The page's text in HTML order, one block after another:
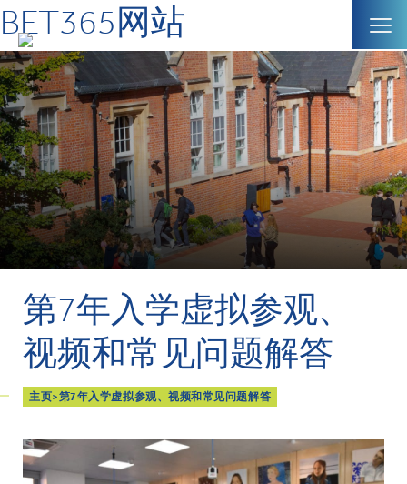
BET365网站
第7年入学虚拟参观、
视频和常见问题解答
主页>第7年入学虚拟参观、视频和常见问题解答